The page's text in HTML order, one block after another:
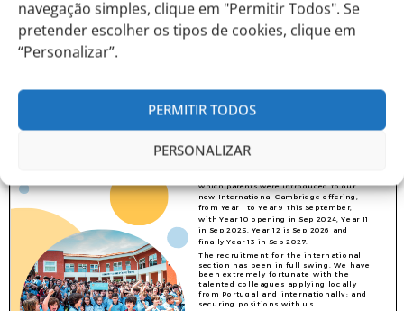
navegação simples, clique em "Permitir Todos". Se
pretender escolher os tipos de cookies, clique em
“Personalizar”.
PERMITIR TODOS
PERSONALIZAR